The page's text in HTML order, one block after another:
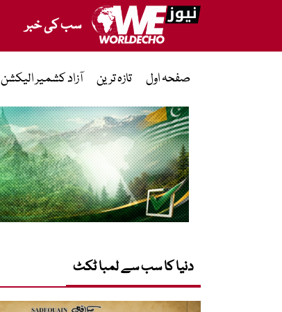
سب کی خبر
صفحہ اول تازہ ترین آزاد کشمیر الیکشن 2026
دنیا کا سب سے لمبا ٹکٹ